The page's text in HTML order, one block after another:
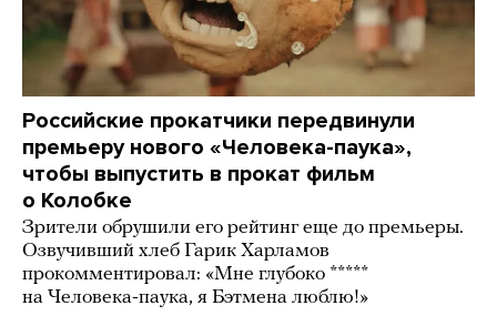
Российские прокатчики передвинули
премьеру нового «Человека-паука»,
чтобы выпустить в прокат фильм
о Колобке
Зрители обрушили его рейтинг еще до премьеры.
Озвучивший хлеб Гарик Харламов
прокомментировал: «Мне глубоко *****
на Человека-паука, я Бэтмена люблю!»